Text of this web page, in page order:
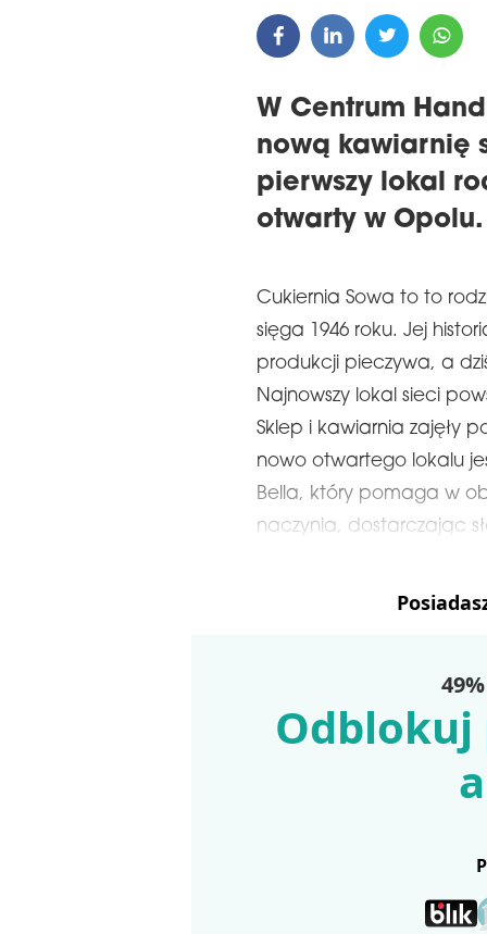
W Centrum
nową kawiarnię
pierwszy lokal
otwarty w Opolu.
Cukiernia Sowa to to
sięga 1946 roku. Jej
produkcji pieczywa, a
Najnowszy lokal sieci
Sklep i kawiarnia zajęły
nowo otwartego lokalu
Bella, który pomaga w
naczynia, dostarczając
Odblokuj
AWARDS 2026